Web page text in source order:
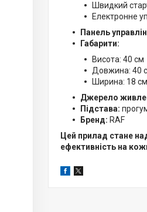
Швидкий
Електронне
Панель
Габарити:
Висота: 40 см
Довжина: 40
Ширина: 18 см
Джерело
Підстава:
Бренд: RAF
Цей прилад стане
ефективність на